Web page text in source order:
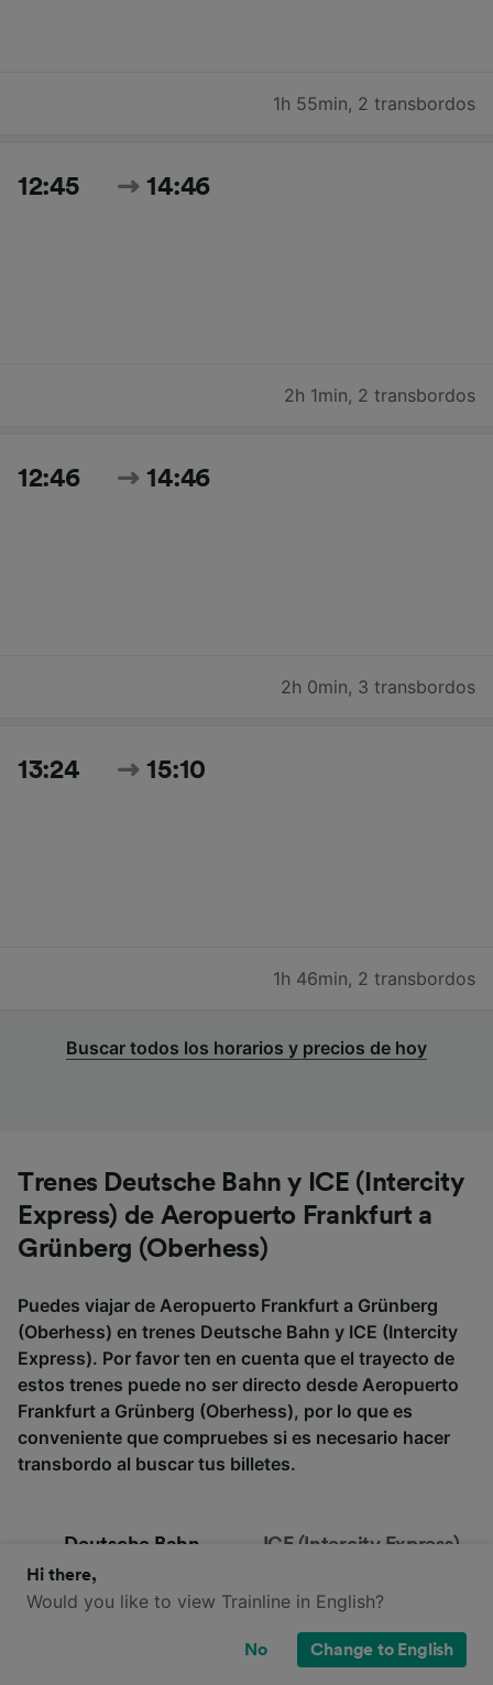
1h 55min, 2 transbordos
12:45 14:46
2h 1min, 2 transbordos
12:46 14:46
2h 0min, 3 transbordos
13:24 15:10
1h 46min, 2 transbordos
Buscar todos los horarios y precios de hoy
Trenes Deutsche Bahn y ICE (Intercity
Express) de Aeropuerto Frankfurt a
Grünberg (Oberhess)
Puedes viajar de Aeropuerto Frankfurt a Grünberg
(Oberhess) en trenes Deutsche Bahn y ICE (Intercity
Express). Por favor ten en cuenta que el trayecto de
estos trenes puede no ser directo desde Aeropuerto
Frankfurt a Grünberg (Oberhess), por lo que es
conveniente que compruebes si es necesario hacer
transbordo al buscar tus billetes.
Deutsche Bahn ICE (Intercity Express)
Hi there,
Would you like to view Trainline in English?
No Change to English